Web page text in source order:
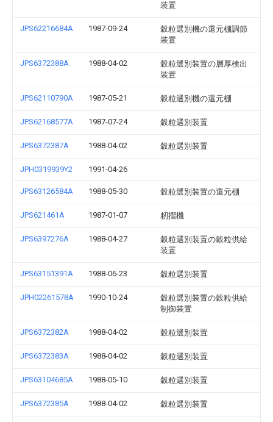
装置
JPS62216684A 1987-09-24
穀粒選別機の還元棚調節
装置
JPS6372388A 1988-04-02
穀粒選別装置の層厚検出
装置
JPS62110790A 1987-05-21 穀粒選別機の還元棚
JPS62168577A 1987-07-24 穀粒選別装置
JPS6372387A 1988-04-02 穀粒選別装置
JPH0319939Y2 1991-04-26
JPS63126584A 1988-05-30 穀粒選別装置の還元棚
JPS621461A 1987-01-07 籾摺機
JPS6397276A 1988-04-27
穀粒選別装置の穀粒供給
装置
JPS63151391A 1988-06-23 穀粒選別装置
JPH02261578A 1990-10-24
穀粒選別装置の穀粒供給
制御装置
JPS6372382A 1988-04-02 穀粒選別装置
JPS6372383A 1988-04-02 穀粒選別装置
JPS63104685A 1988-05-10 穀粒選別装置
JPS6372385A 1988-04-02 穀粒選別装置